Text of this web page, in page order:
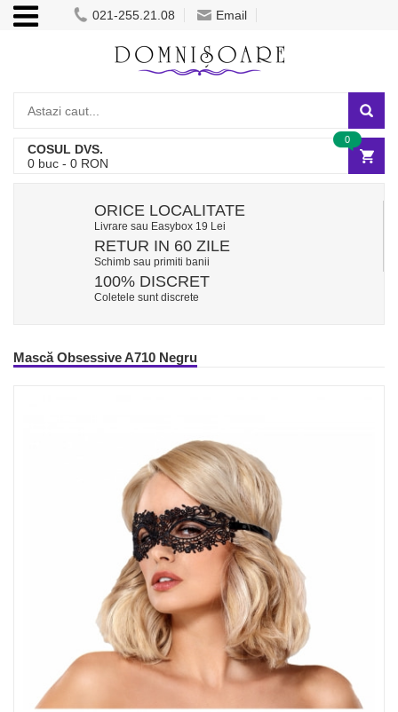
021-255.21.08 Email
COSUL DVS.
0 buc - 0 RON
0
ORICE LOCALITATE
Livrare sau Easybox 19 Lei
RETUR IN 60 ZILE
Schimb sau primiti banii
100% DISCRET
Coletele sunt discrete
Mască Obsessive A710 Negru